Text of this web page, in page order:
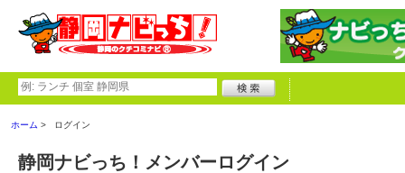
ホーム ログイン
静岡ナビっち！メンバーログイン